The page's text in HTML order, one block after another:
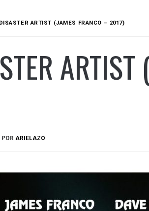
ARTIST (JAMES FRANCO – 2017)
POR ARIELAZO